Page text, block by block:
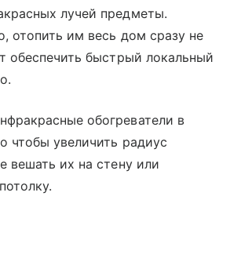
лучей предметы.
отопить им весь дом сразу не
обеспечить быстрый локальный
обогреватели в
чтобы увеличить радиус
вешать их на стену или